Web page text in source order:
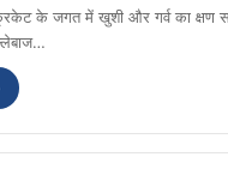
के जगत में खुशी और गर्व का क्षण